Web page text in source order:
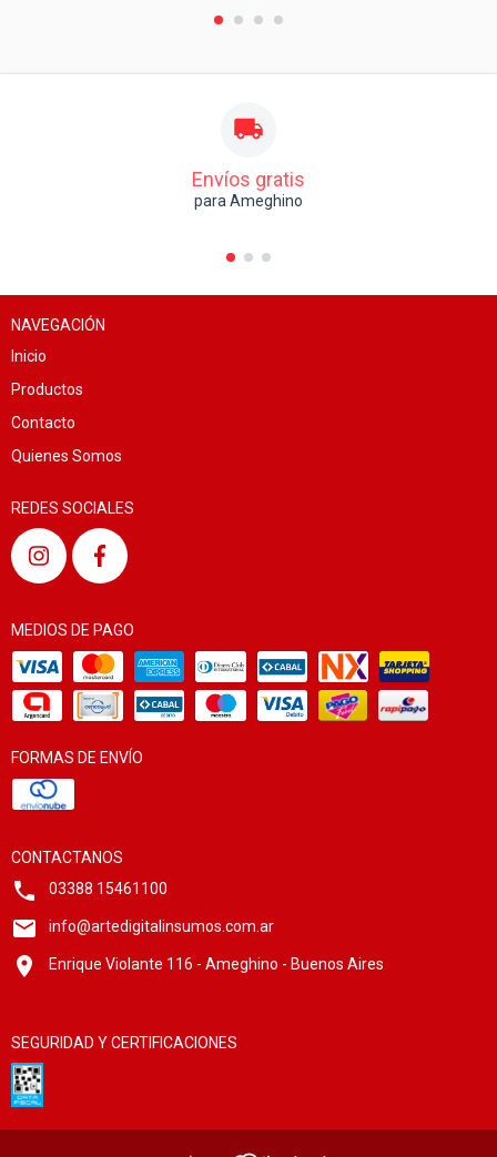
Envíos gratis
para Ameghino
NAVEGACIÓN
Inicio
Productos
Contacto
Quienes Somos
REDES SOCIALES
MEDIOS DE PAGO
FORMAS DE ENVÍO
CONTACTANOS
03388 15461100
info@artedigitalinsumos.com.ar
Enrique Violante 116 - Ameghino - Buenos Aires
SEGURIDAD Y CERTIFICACIONES